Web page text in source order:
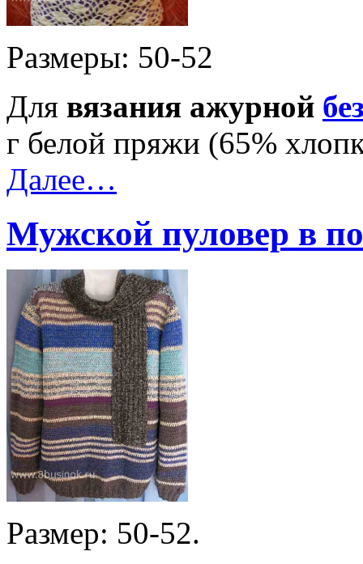
Размеры: 50-52
Для вязания ажурной
г белой пряжи (65%
Далее…
Мужской пуловер в
Размер: 50-52.